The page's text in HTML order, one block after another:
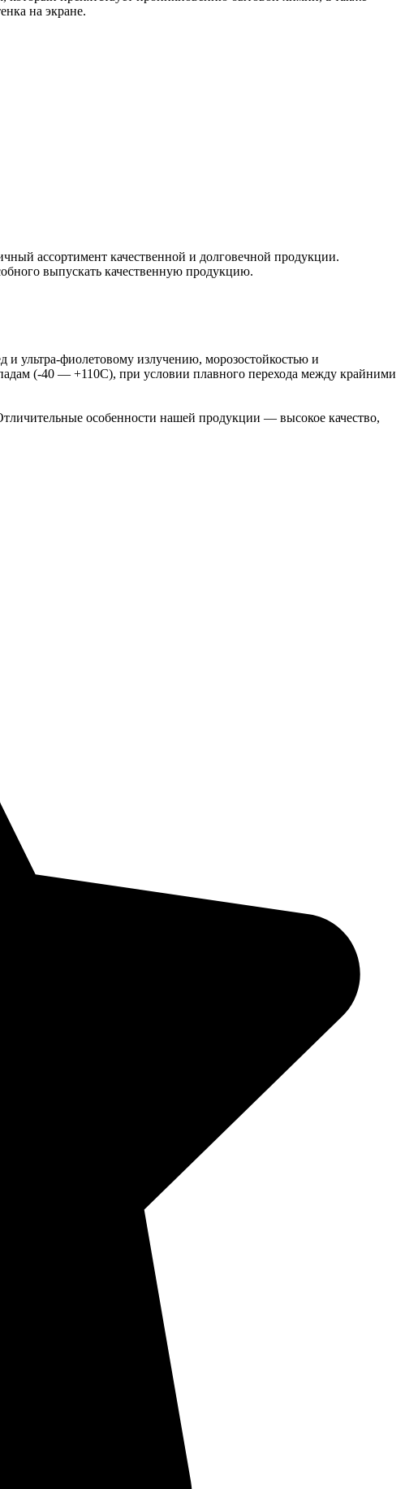
на экране.
ассортимент качественной и долговечной продукции.
выпускать качественную продукцию.
ультра-фиолетовому излучению, морозостойкостью и
(-40 — +110С), при условии плавного перехода между крайними
особенности нашей продукции — высокое качество,